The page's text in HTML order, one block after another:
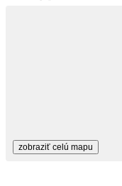
zobraziť celú mapu